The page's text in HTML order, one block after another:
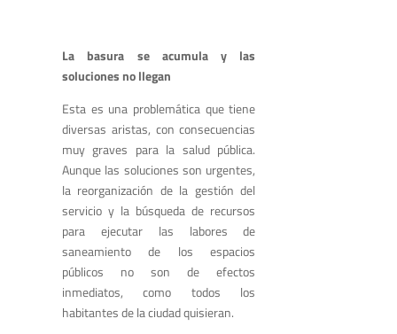
La basura se acumula y las
soluciones no llegan
Esta es una problemática que tiene
diversas aristas, con consecuencias
muy graves para la salud pública.
Aunque las soluciones son urgentes,
la reorganización de la gestión del
servicio y la búsqueda de recursos
para ejecutar las labores de
saneamiento de los espacios
públicos no son de efectos
inmediatos, como todos los
habitantes de la ciudad quisieran.